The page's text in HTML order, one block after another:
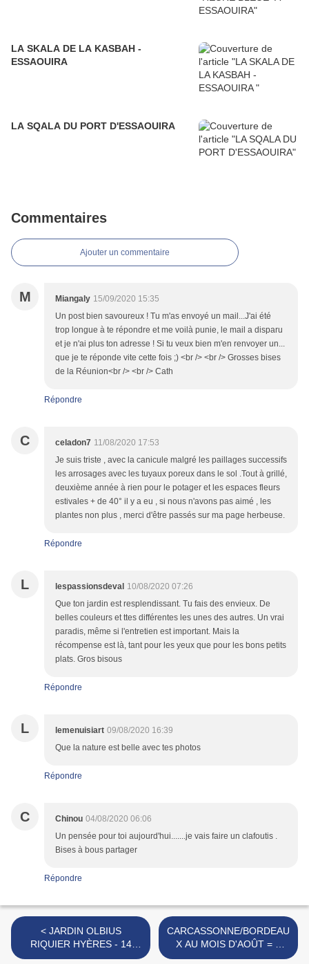
LA SKALA DE LA KASBAH -
ESSAOUIRA
LA SQALA DU PORT D'ESSAOUIRA
Commentaires
Ajouter un commentaire
M Miangaly 15/09/2020 15:35
Un post bien savoureux ! Tu m'as envoyé un mail...J'ai été
trop longue à te répondre et me voilà punie, le mail a disparu
et je n'ai plus ton adresse ! Si tu veux bien m'en renvoyer un...
que je te réponde vite cette fois ;) <br /> <br /> Grosses bises
de la Réunion<br /> <br /> Cath
Répondre
C celadon7 11/08/2020 17:53
Je suis triste , avec la canicule malgré les paillages successifs
les arrosages avec les tuyaux poreux dans le sol .Tout à grillé,
deuxième année à rien pour le potager et les espaces fleurs
estivales + de 40° il y a eu , si nous n'avons pas aimé , les
plantes non plus , merci d'être passés sur ma page herbeuse.
Répondre
L lespassionsdeval 10/08/2020 07:26
Que ton jardin est resplendissant. Tu fais des envieux. De
belles couleurs et ttes différentes les unes des autres. Un vrai
paradis, même si l'entretien est important. Mais la
récompense est là, tant pour les yeux que pour les bons petits
plats. Gros bisous
Répondre
L lemenuisiart 09/08/2020 16:39
Que la nature est belle avec tes photos
Répondre
C Chinou 04/08/2020 06:06
Un pensée pour toi aujourd'hui.......je vais faire un clafoutis .
Bises à bous partager
Répondre
< JARDIN OLBIUS
RIQUIER HYÈRES - 14
JUIN 2020
CARCASSONNE/BORDEAU
X AU MOIS D'AOÛT = 7
JOURS CANICULAIRES >